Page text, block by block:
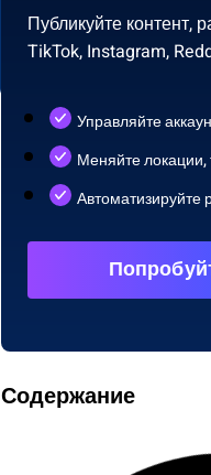
Публикуйте контент,
TikTok, Instagram,
Управляйте
Меняйте локации,
Автоматизируйте
Содержание